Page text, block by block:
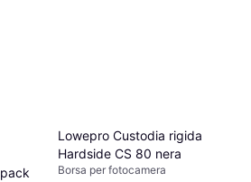
Lowepro Custodia rigida
Hardside CS 80 nera
Borsa per fotocamera